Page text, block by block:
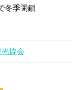
冬季閉鎖
協会